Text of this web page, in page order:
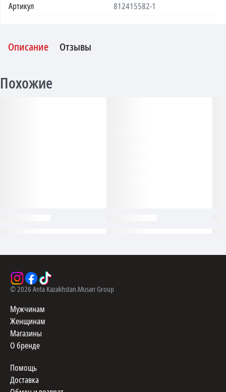
Артикул
812415582-1
Описание Отзывы
Похожие
©2026 Anta Kazakhstan.Musan Group
Мужчинам
Женщинам
Магазины
О бренде
Помощь
Доставка